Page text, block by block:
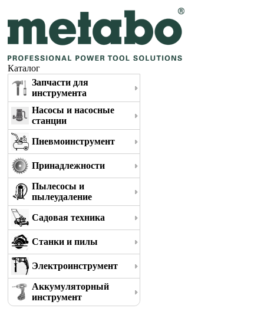
Каталог
Запчасти для
инструмента
Насосы и насосные
станции
Пневмоинструмент
Принадлежности
Пылесосы и
пылеудаление
Садовая техника
Станки и пилы
Электроинструмент
Аккумуляторный
инструмент